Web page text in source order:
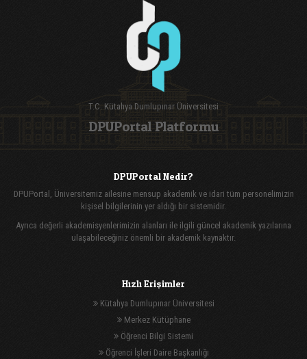
T.C. Kütahya Dumlupınar Üniversitesi
DPUPortal Platformu
DPUPortal Nedir?
DPUPortal, Üniversitemiz ailesine mensup akademik ve idari tüm personelimizin
kişisel bilgilerinin yer aldığı bir sistemidir.
Ayrıca değerli akademisyenlerimizin alanları ile ilgili güncel akademik yazılarına
ulaşabileceğiniz önemli bir akademik kaynaktır.
Hızlı Erişimler
Kütahya Dumlupınar Üniversitesi
Merkez Kütüphane
Öğrenci Bilgi Sistemi
Öğrenci İşleri Daire Başkanlığı